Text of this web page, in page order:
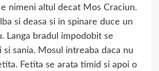
nimeni altul decat Mos Craciun.
si deasa si in spinare duce un
Langa bradul impodobit se
si sania. Mosul intreaba daca nu
Fetita se arata timid si apoi o